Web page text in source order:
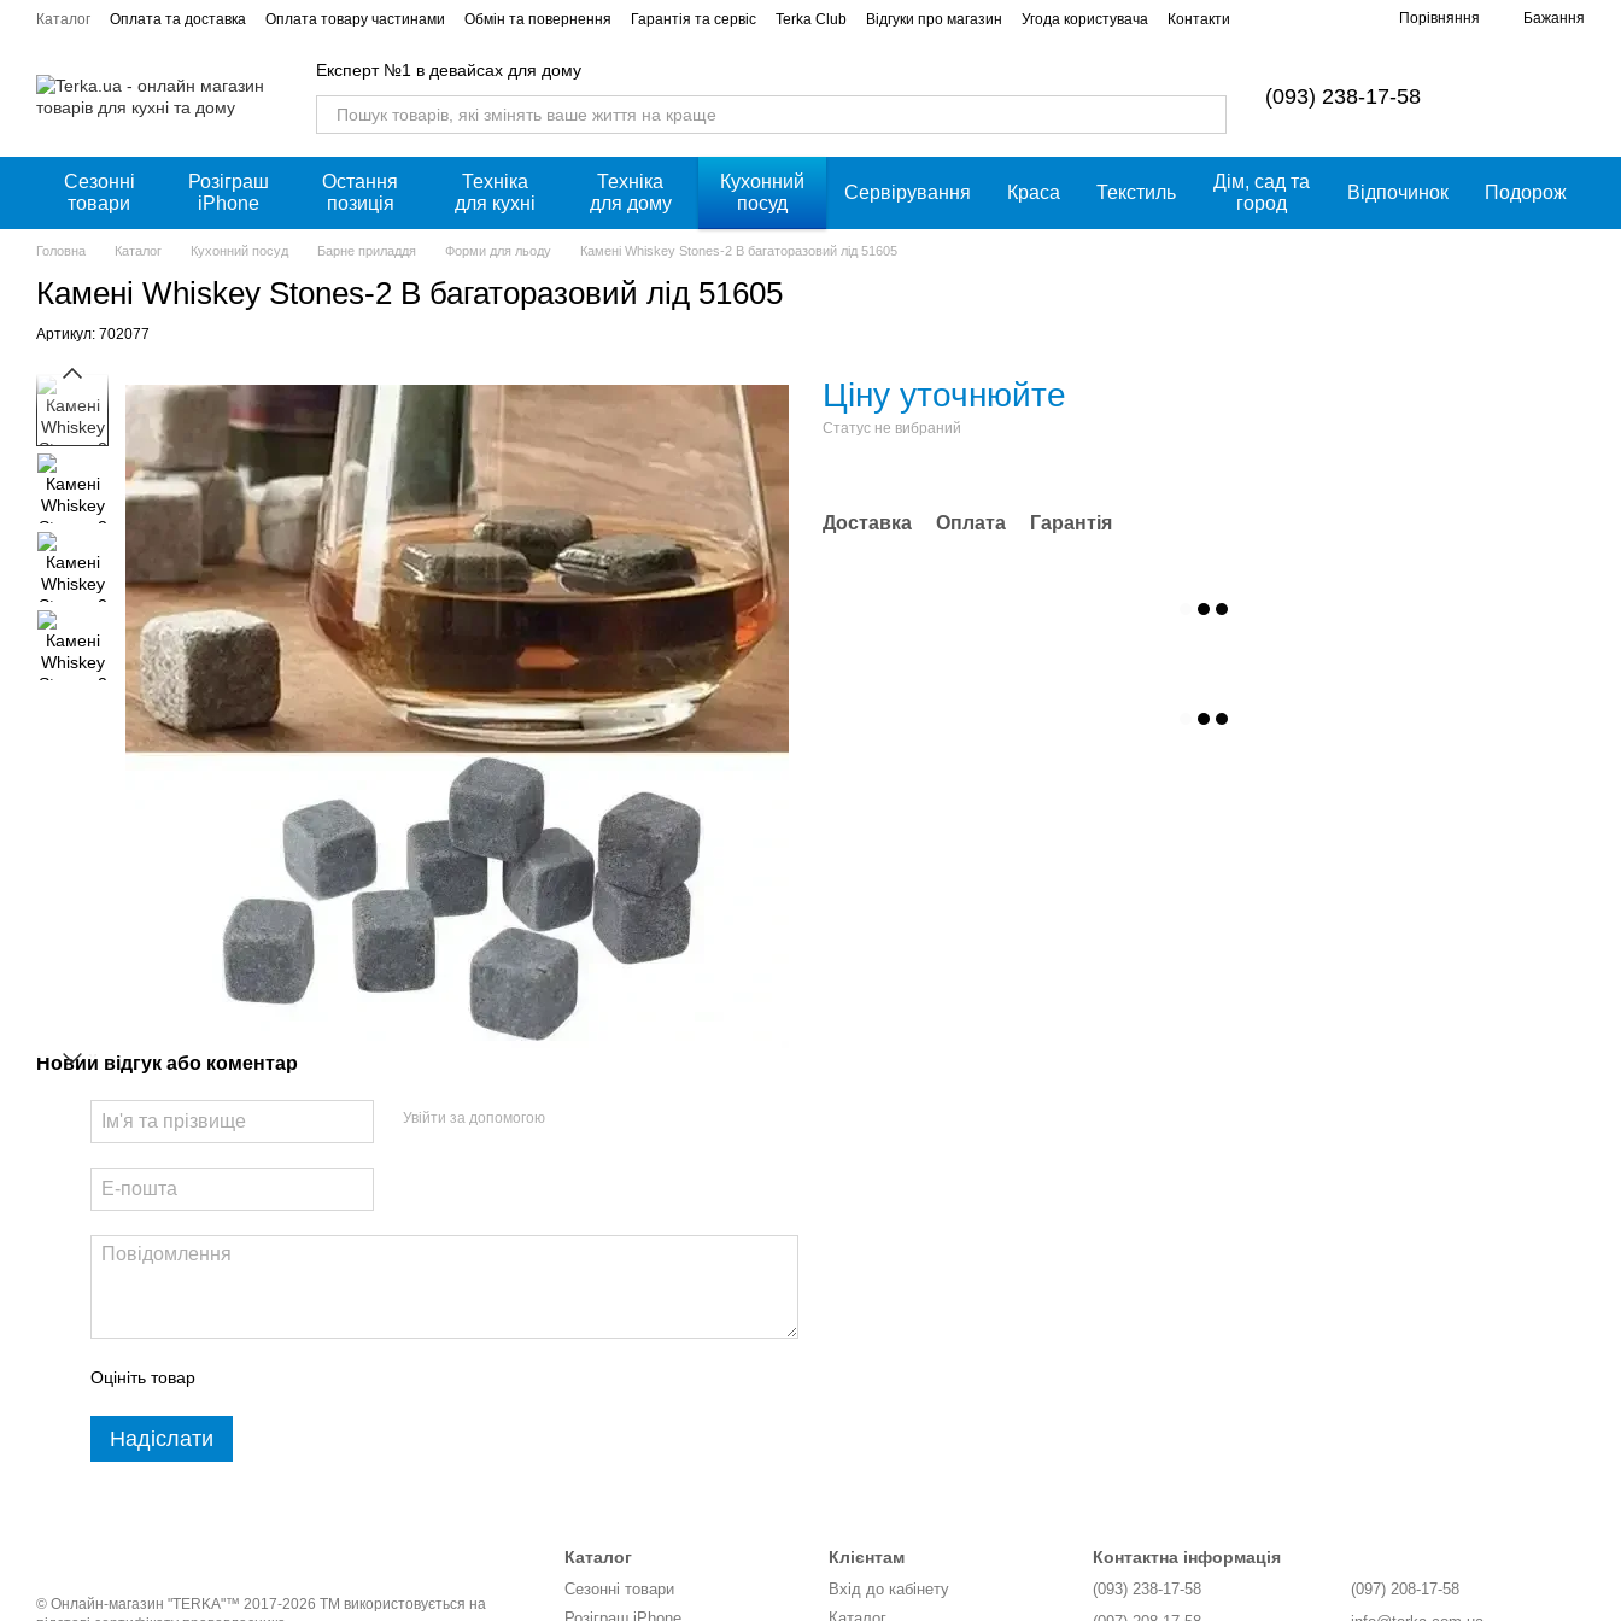
Перейти к основному контенту
Каталог Оплата та доставка Оплата товару частинами Обмін та повернення Гарантія та сервіс Terka Club Відгуки про магазин Угода користувача
Контакти
Порівняння Бажання
Експерт №1 в девайсах для дому
(093) 238-17-58
Сезонні
товари
Розіграш
iPhone
Остання
позиція
Техніка
для кухні
Техніка
для дому
Кухонний
посуд
Сервірування Краса Текстиль
Дім, сад та
город
Відпочинок Подорож
Головна Каталог Кухонний посуд Барне приладдя Форми для льоду Камені Whiskey Stones-2 B багаторазовий лід 51605
Камені Whiskey Stones-2 B багаторазовий лід 51605
Артикул: 702077
Новий відгук або коментар
Увійти за допомогою
Оцініть товар
Надіслати
Ціну уточнюйте
Статус не вибраний
Доставка Оплата Гарантія
© Онлайн-магазин "TERKA"™ 2017-2026 ТМ використовується на
Каталог
Сезонні товари
Клієнтам
Вхід до кабінету
Контактна інформація
(093) 238-17-58
(097) 208-17-58